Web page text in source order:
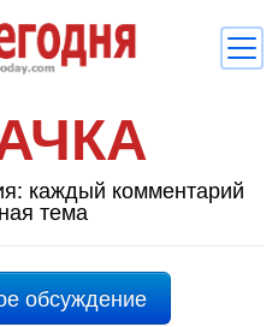
каждый комментарий
тема
обсуждение